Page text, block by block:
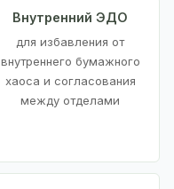
Внутренний ЭДО
для избавления от
внутреннего бумажного
хаоса и согласования
между отделами